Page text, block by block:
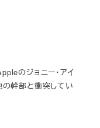
のジョニー・アイ
幹部と衝突してい